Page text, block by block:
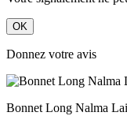
OK
Donnez votre avis
Bonnet Long Nalma